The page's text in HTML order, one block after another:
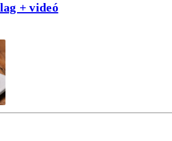
+ videó